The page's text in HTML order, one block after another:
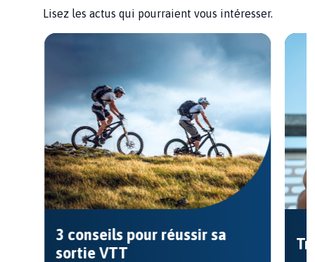
Lisez les actus qui pourraient vous intéresser.
sa
Trop de sport ou